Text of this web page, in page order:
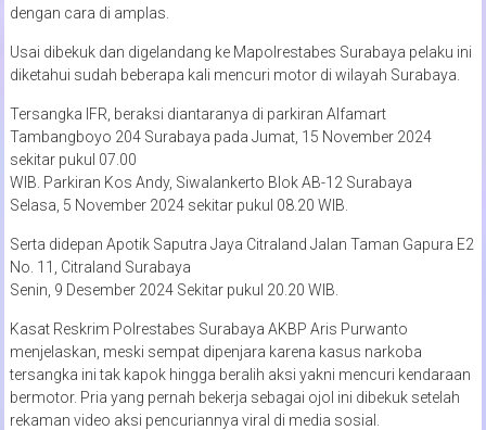
dengan cara di amplas.
Usai dibekuk dan digelandang ke Mapolrestabes Surabaya pelaku ini
diketahui sudah beberapa kali mencuri motor di wilayah Surabaya.
Tersangka IFR, beraksi diantaranya di parkiran Alfamart
Tambangboyo 204 Surabaya pada Jumat, 15 November 2024
sekitar pukul 07.00
WIB. Parkiran Kos Andy, Siwalankerto Blok AB-12 Surabaya
Selasa, 5 November 2024 sekitar pukul 08.20 WIB.
Serta didepan Apotik Saputra Jaya Citraland Jalan Taman Gapura E2
No. 11, Citraland Surabaya
Senin, 9 Desember 2024 Sekitar pukul 20.20 WIB.
Kasat Reskrim Polrestabes Surabaya AKBP Aris Purwanto
menjelaskan, meski sempat dipenjara karena kasus narkoba
tersangka ini tak kapok hingga beralih aksi yakni mencuri kendaraan
bermotor. Pria yang pernah bekerja sebagai ojol ini dibekuk setelah
rekaman video aksi pencuriannya viral di media sosial.